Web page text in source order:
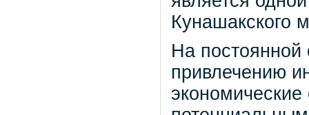
Кунашакского
На постоянной
привлечению